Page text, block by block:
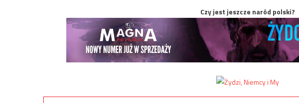
Czy jest jeszcze naród polski?